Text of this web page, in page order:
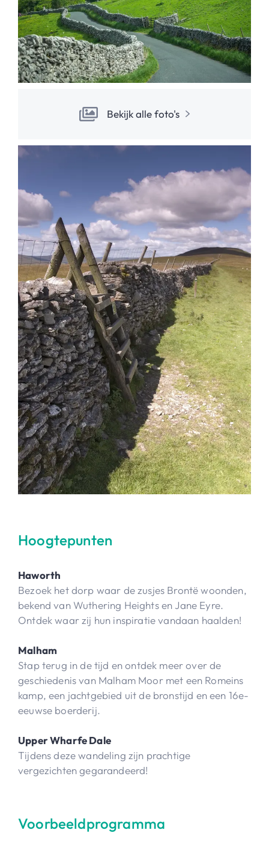
Bekijk alle foto's
Hoogtepunten
Haworth
Bezoek het dorp waar de zusjes Brontë woonden,
bekend van Wuthering Heights en Jane Eyre.
Ontdek waar zij hun inspiratie vandaan haalden!
Malham
Stap terug in de tijd en ontdek meer over de
geschiedenis van Malham Moor met een Romeins
kamp, een jachtgebied uit de bronstijd en een 16e-
eeuwse boerderij.
Upper Wharfe Dale
Tijdens deze wandeling zijn prachtige
vergezichten gegarandeerd!
Voorbeeldprogramma